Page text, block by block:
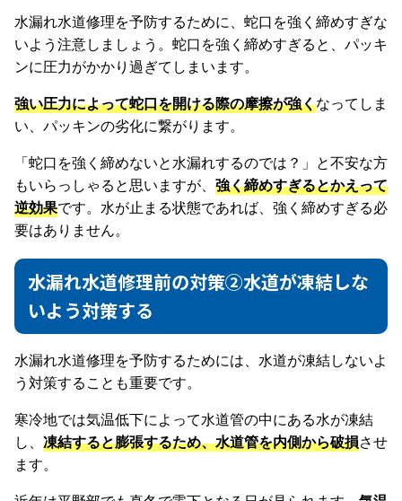
水漏れ水道修理を予防するために、蛇口を強く締めすぎな
いよう注意しましょう。蛇口を強く締めすぎると、パッキ
ンに圧力がかかり過ぎてしまいます。
強い圧力によって蛇口を開ける際の摩擦が強くなってしま
い、パッキンの劣化に繋がります。
「蛇口を強く締めないと水漏れするのでは？」と不安な方
もいらっしゃると思いますが、 強く締めすぎるとかえって
逆効果です。水が止まる状態であれば、強く締めすぎる必
要はありません。
水漏れ水道修理前の対策②水道が凍結しな
いよう対策する
水漏れ水道修理を予防するためには、水道が凍結しないよ
う対策することも重要です。
寒冷地では気温低下によって水道管の中にある水が凍結
し、 凍結すると膨張するため、水道管を内側から破損させ
ます。